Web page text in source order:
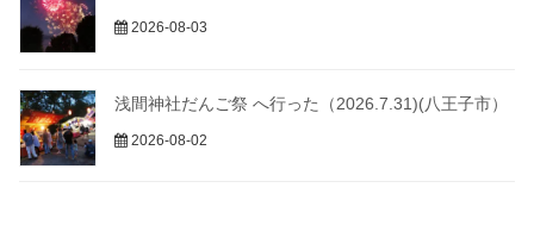
2026-08-03
浅間神社だんご祭 へ行った（2026.7.31)(八王子市）
2026-08-02